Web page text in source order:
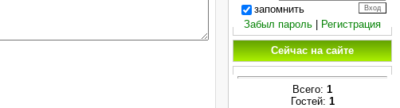
запомнить
Забыл пароль
Регистрация
Сейчас на сайте
Всего: 1
Гостей: 1